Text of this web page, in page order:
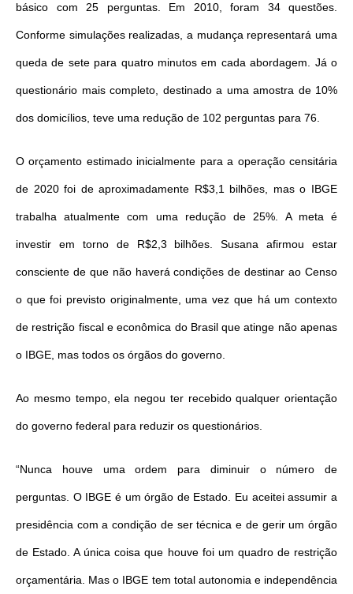
básico com 25 perguntas. Em 2010, foram 34 questões.
Conforme simulações realizadas, a mudança representará uma
queda de sete para quatro minutos em cada abordagem. Já o
questionário mais completo, destinado a uma amostra de 10%
dos domicílios, teve uma redução de 102 perguntas para 76.
O orçamento estimado inicialmente para a operação censitária
de 2020 foi de aproximadamente R$3,1 bilhões, mas o IBGE
trabalha atualmente com uma redução de 25%. A meta é
investir em torno de R$2,3 bilhões. Susana afirmou estar
consciente de que não haverá condições de destinar ao Censo
o que foi previsto originalmente, uma vez que há um contexto
de restrição fiscal e econômica do Brasil que atinge não apenas
o IBGE, mas todos os órgãos do governo.
Ao mesmo tempo, ela negou ter recebido qualquer orientação
do governo federal para reduzir os questionários.
“Nunca houve uma ordem para diminuir o número de
perguntas. O IBGE é um órgão de Estado. Eu aceitei assumir a
presidência com a condição de ser técnica e de gerir um órgão
de Estado. A única coisa que houve foi um quadro de restrição
orçamentária. Mas o IBGE tem total autonomia e independência